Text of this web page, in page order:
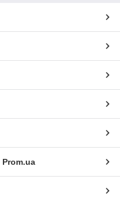
Prom.ua